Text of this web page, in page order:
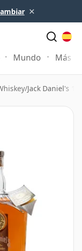
×
Mundo Más
/Jack Daniel's